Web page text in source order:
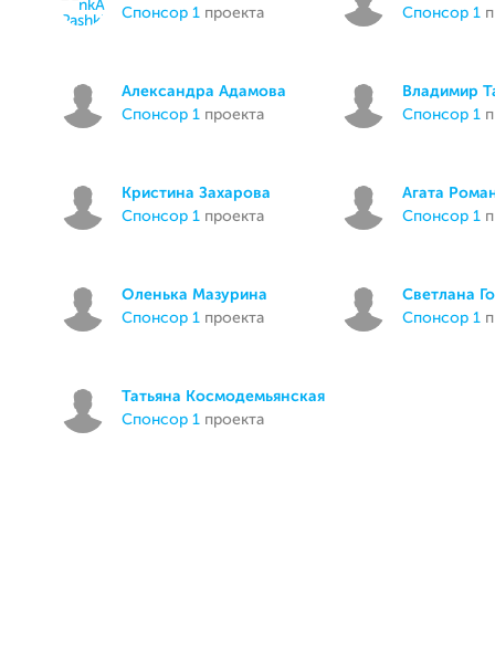
спонсор 1 проекта
спонсор 1
Александра Адамова
спонсор 1 проекта
Владимир
спонсор 1
Кристина Захарова
спонсор 1 проекта
Агата
спонсор 1
Оленька Мазурина
спонсор 1 проекта
Светлана
спонсор 1
Татьяна Космодемьянская
спонсор 1 проекта